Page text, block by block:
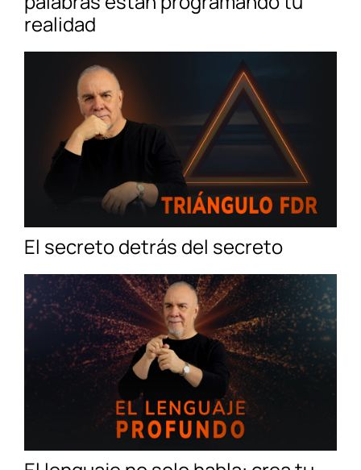
realidad
El secreto detrás del secreto